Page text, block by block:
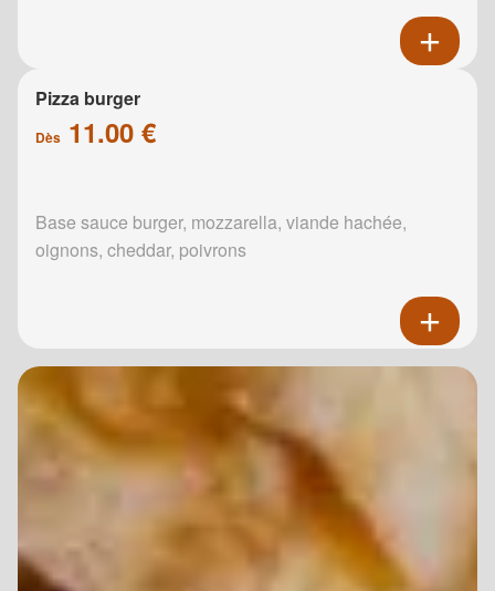
Pizza burger
Dès 11.00 €
Base sauce burger, mozzarella, viande hachée,
oignons, cheddar, poivrons